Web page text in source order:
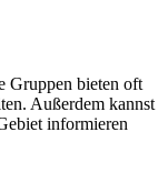
Gruppen bieten oft
Außerdem kannst
informieren